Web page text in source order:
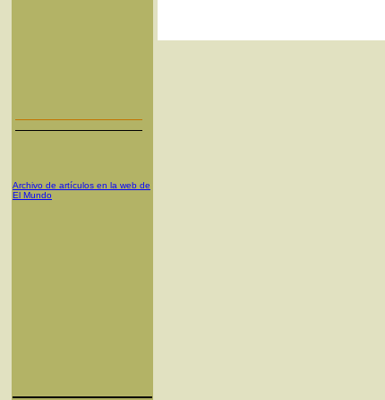
Archivo de artículos en la web de
El Mundo